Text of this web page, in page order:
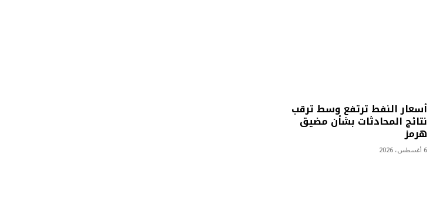
أسعار النفط ترتفع وسط ترقب
نتائج المحادثات بشأن مضيق
هرمز
6 أغسطس، 2026